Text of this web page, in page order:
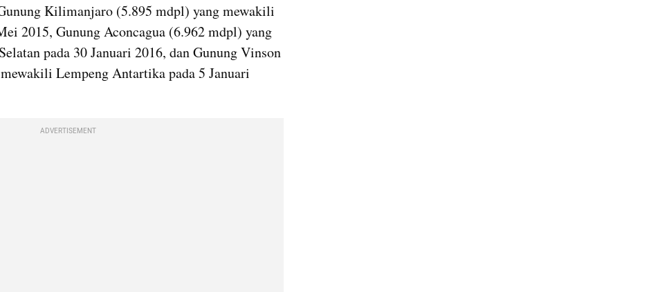
Kilimanjaro (5.895 mdpl) yang mewakili
2015, Gunung Aconcagua (6.962 mdpl) yang
pada 30 Januari 2016, dan Gunung Vinson
Lempeng Antartika pada 5 Januari
ADVERTISEMENT